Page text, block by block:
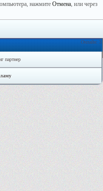
нажмите Отмена, или через
Онлайн: 3
партнер